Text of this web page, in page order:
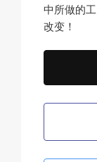
中所做的
改变！